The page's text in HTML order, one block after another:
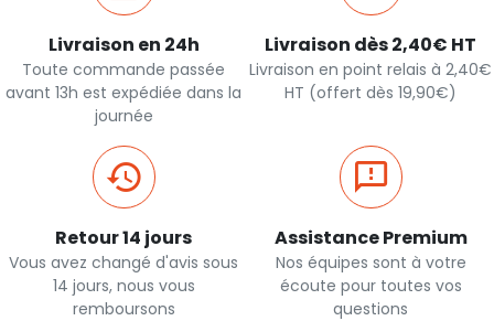
Livraison en 24h
Toute commande passée
avant 13h est expédiée dans la
journée
Livraison dès 2,40€ HT
Livraison en point relais à 2,40€
HT (offert dès 19,90€)
Retour 14 jours
Vous avez changé d'avis sous
14 jours, nous vous
remboursons
Assistance Premium
Nos équipes sont à votre
écoute pour toutes vos
questions